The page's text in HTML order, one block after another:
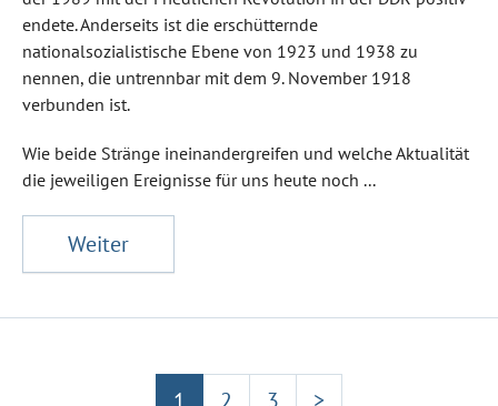
endete. Anderseits ist die erschütternde
nationalsozialistische Ebene von 1923 und 1938 zu
nennen, die untrennbar mit dem 9. November 1918
verbunden ist.
Wie beide Stränge ineinandergreifen und welche Aktualität
die jeweiligen Ereignisse für uns heute noch ...
Weiter
1 2 3 >